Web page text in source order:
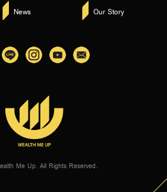
News Our Story
Me Up. All Rights Reserved.